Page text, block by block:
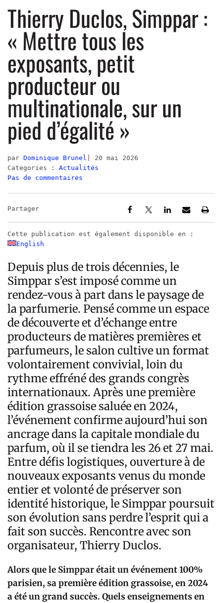
Thierry Duclos, Simppar :
« Mettre tous les
exposants, petit
producteur ou
multinationale, sur un
pied d’égalité »
par Dominique Brunel
20 mai 2026
Categories : Actualités
Pas de commentaires
Partager
Cette publication est également disponible en :
English
Depuis plus de trois décennies, le
Simppar s’est imposé comme un
rendez-vous à part dans le paysage de
la parfumerie. Pensé comme un espace
de découverte et d’échange entre
producteurs de matières premières et
parfumeurs, le salon cultive un format
volontairement convivial, loin du
rythme effréné des grands congrès
internationaux. Après une première
édition grassoise saluée en 2024,
l’événement confirme aujourd’hui son
ancrage dans la capitale mondiale du
parfum, où il se tiendra les 26 et 27 mai.
Entre défis logistiques, ouverture à de
nouveaux exposants venus du monde
entier et volonté de préserver son
identité historique, le Simppar poursuit
son évolution sans perdre l’esprit qui a
fait son succès. Rencontre avec son
organisateur, Thierry Duclos.
Alors que le Simppar était un événement 100%
parisien, sa première édition grassoise, en 2024
a été un grand succès. Quels enseignements en